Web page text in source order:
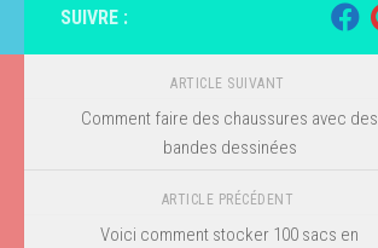
SUIVRE :
ARTICLE SUIVANT
Comment faire des chaussures avec des
bandes dessinées
ARTICLE PRÉCÉDENT
Voici comment stocker 100 sacs en